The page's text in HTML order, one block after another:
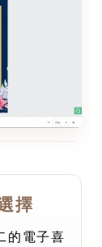
擇
的電子喜